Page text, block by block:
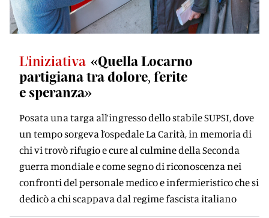
L'iniziativa «Quella Locarno
partigiana tra dolore, ferite
e speranza»
Posata una targa all’ingresso dello stabile SUPSI, dove
un tempo sorgeva l’ospedale La Carità, in memoria di
chi vi trovò rifugio e cure al culmine della Seconda
guerra mondiale e come segno di riconoscenza nei
confronti del personale medico e infermieristico che si
dedicò a chi scappava dal regime fascista italiano